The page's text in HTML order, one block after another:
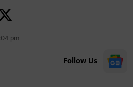
pm
Follow Us